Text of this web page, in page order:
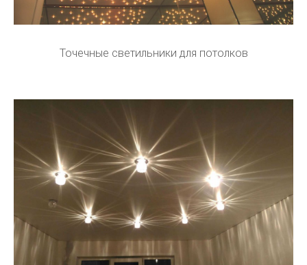
Точечные светильники для потолков